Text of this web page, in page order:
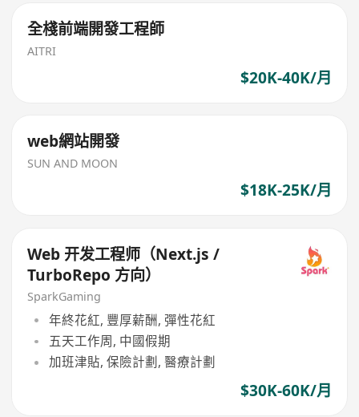
全棧前端開發工程師
AITRI
$20K-40K/月
web網站開發
SUN AND MOON
$18K-25K/月
Web 开发工程师（Next.js /
TurboRepo 方向）
SparkGaming
年終花紅, 豐厚薪酬, 彈性花紅
五天工作周, 中國假期
加班津貼, 保險計劃, 醫療計劃
$30K-60K/月